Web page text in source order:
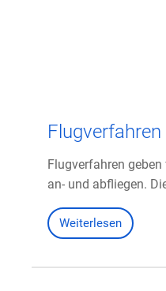
Flugverfahren
an- und abfliegen.
Weiterlesen